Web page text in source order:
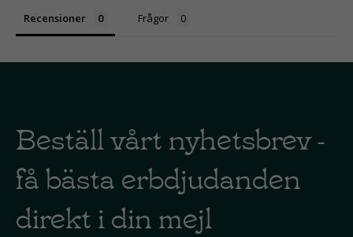
Recensioner Frågor
Beställ vårt nyhetsbrev -
få bästa erbdjudanden
direkt i din mejl